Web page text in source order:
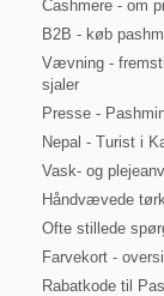
Cashmere - om
B2B - køb
Vævning -
sjaler
Presse -
Nepal - Turist i
Vask- og
Håndvævede
Ofte stillede
Farvekort -
Rabatkode til